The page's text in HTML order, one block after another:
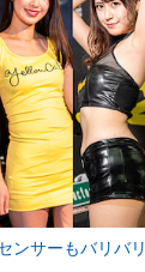
ィア
最前線
トの話題
ンサーもバリバ